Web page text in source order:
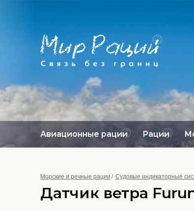
Авиационные рации Рации
Морские и речные рации Судовые индикаторные
Датчик ветра